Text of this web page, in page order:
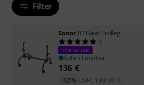
Filter
Sonor BT Basis Trolley
2
TOP-SELLER
Sofort lieferbar
136 €
UVP: 199,90 €
-32%